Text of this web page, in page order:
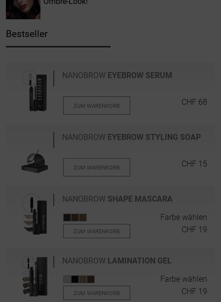
Bestseller
NANOBROW EYEBROW SERUM
ZUM WARENKORB CHF 68
NANOBROW EYEBROW STYLING SOAP
ZUM WARENKORB CHF 15
NANOBROW SHAPE MASCARA
Farbe wählen
ZUM WARENKORB CHF 19
NANOBROW LAMINATION GEL
Farbe wählen
ZUM WARENKORB CHF 19